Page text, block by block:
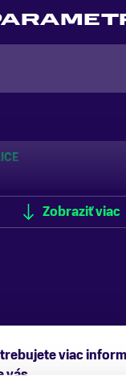
Zobraziť menej
Zobraziť viac
viac
vás.